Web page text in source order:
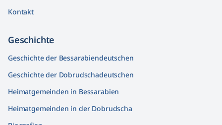
Kontakt
Geschichte
Geschichte der Bessarabiendeutschen
Geschichte der Dobrudschadeutschen
Heimatgemeinden in Bessarabien
Heimatgemeinden in der Dobrudscha